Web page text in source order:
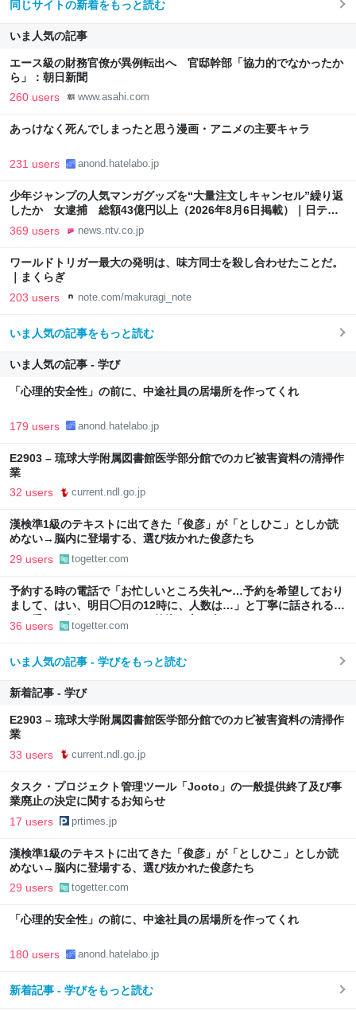
同じサイトの新着をもっと読む
いま人気の記事
エース級の財務官僚が異例転出へ 官邸幹部「協力的でなかったか
ら」：朝日新聞
260 users www.asahi.com
あっけなく死んでしまったと思う漫画・アニメの主要キャラ
231 users anond.hatelabo.jp
少年ジャンプの人気マンガグッズを“大量注文しキャンセル”繰り返
したか 女逮捕 総額43億円以上（2026年8月6日掲載）｜日テレ
NEWS NNN
369 users news.ntv.co.jp
ワールドトリガー最大の発明は、味方同士を殺し合わせたことだ。
｜まくらぎ
203 users note.com/makuragi_note
いま人気の記事をもっと読む
いま人気の記事 - 学び
「心理的安全性」の前に、中途社員の居場所を作ってくれ
179 users anond.hatelabo.jp
E2903 – 琉球大学附属図書館医学部分館でのカビ被害資料の清掃作
業
32 users current.ndl.go.jp
漢検準1級のテキストに出てきた「俊彦」が「としひこ」としか読
めない→脳内に登場する、選び抜かれた俊彦たち
29 users togetter.com
予約する時の電話で「お忙しいところ失礼〜…予約を希望しており
まして、はい、明日◯日の12時に、人数は…」と丁寧に話されるよ
り、受ける側としてはもっと簡潔な方が楽なんだよな
36 users togetter.com
いま人気の記事 - 学びをもっと読む
新着記事 - 学び
E2903 – 琉球大学附属図書館医学部分館でのカビ被害資料の清掃作
業
33 users current.ndl.go.jp
タスク・プロジェクト管理ツール「Jooto」の一般提供終了及び事
業廃止の決定に関するお知らせ
17 users prtimes.jp
漢検準1級のテキストに出てきた「俊彦」が「としひこ」としか読
めない→脳内に登場する、選び抜かれた俊彦たち
29 users togetter.com
「心理的安全性」の前に、中途社員の居場所を作ってくれ
180 users anond.hatelabo.jp
新着記事 - 学びをもっと読む